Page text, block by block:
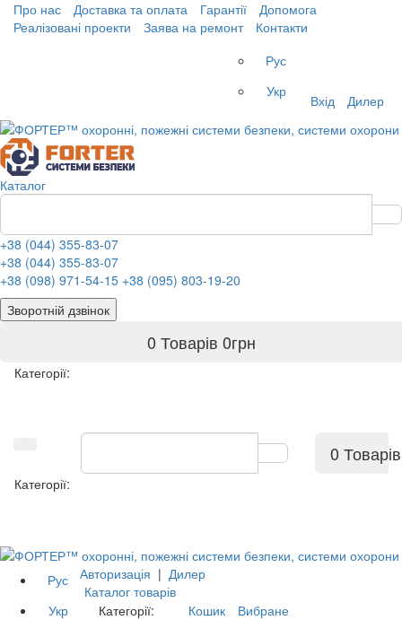
Про нас Доставка та оплата Гарантії
Допомога
Реалізовані проекти
Заява на ремонт
Контакти
Рус
Укр
Вхід Дилер
Каталог
+38 (044) 355-83-07
+38 (044) 355-83-07
+38 (098) 971-54-15 +38 (095) 803-19-20
Зворотній дзвінок
0 Товарів 0грн
Категорії:
0 Товарів
Категорії:
Рус
Укр
Авторизація | Дилер
Каталог товарів
Категорії:
Кошик Вибране